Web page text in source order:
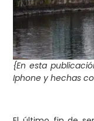
{En esta
Iphone y hechas